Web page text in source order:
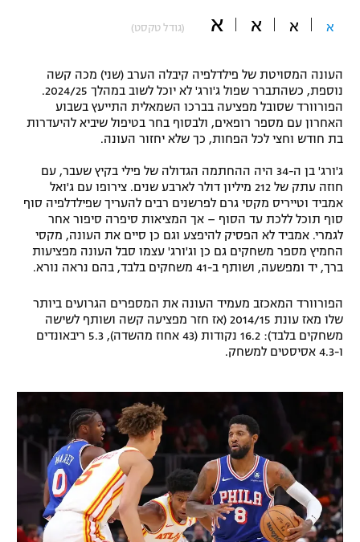
"מחצית בשכונה" – פודקאסט
משתתפים וזוכים בפרסים
תקנון משתתפים וזוכים בפרסים
תקנון עבור פעילות ספורט 1 – "מרלן"
טניס
גיימינג E-Sports
תנאי שימוש
תקנון פעילות ספורט 1
הצטרפות לחבילת הערוצים
לוח דרושים – ג'ובנט
תגיות
המגזין
אופניים
ספורט מוטורי
כדורמים
בייסבול MLB
ספורט אתגרי ואקסטרים
אומנויות לחימה
גיימינג E-Sports
א א א א (גודל טקסט)
העונה המסויטת של פילדלפיה קיבלה הערב (שני) מכה קשה
נוספת, כשהתברר שפול ג'ורג' לא יוכל לשוב במהלך 2024/25.
הפורוורד שסובל מפציעה בברכו השמאלית התייעץ בשבוע
האחרון עם מספר רופאים, ולבסוף בחר בטיפול שיביא להיעדרות
בת חודש וחצי לכל הפחות, כך שלא יחזור העונה.
ג'ורג' בן ה-34 היה ההחתמה הגדולה של פילי בקיץ שעבר, עם
חוזה עתק של 212 מיליון דולר לארבע שנים. צירופו עם ג'ואל
אמביד וטייריס מקסי גרם לפרשנים רבים להעריך שפילדלפיה סוף
סוף תוכל ללכת עד הסוף – אך המציאות סיפרה סיפור אחר
לגמרי. אמביד לא הפסיק להיפצע וגם כן סיים את העונה, מקסי
החמיץ מספר משחקים גם כן וג'ורג' עצמו סבל העונה מפציעות
ברך, יד ומפשעה, ושותף ב-41 משחקים בלבד, בהם נראה נורא.
הפורוורד המאכזב מעמיד העונה את המספרים הגרועים ביותר
שלו מאז עונת 2014/15 (אז חזר מפציעה קשה ושותף לשישה
משחקים בלבד): 16.2 נקודות (43 אחוז מהשדה), 5.3 ריבאונדים
ו-4.3 אסיסטים למשחק.